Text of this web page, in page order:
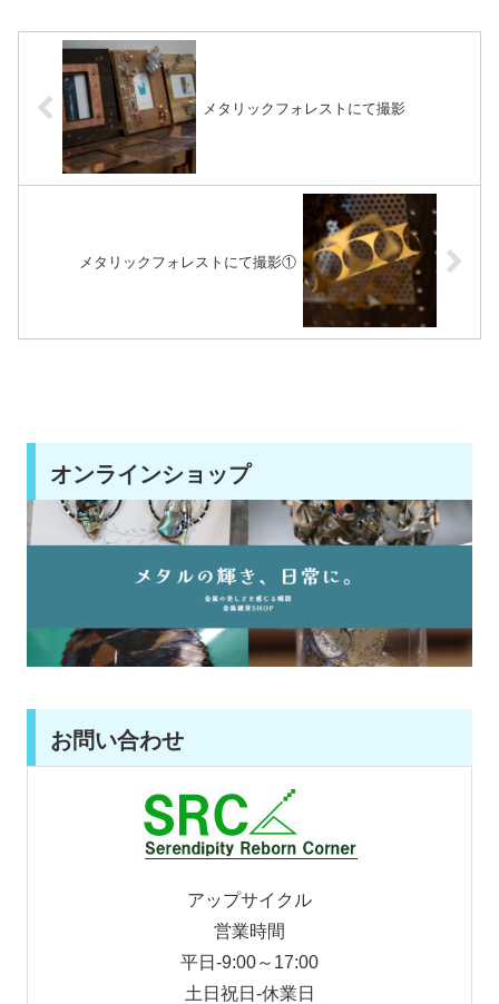
メタリックフォレストにて撮影
メタリックフォレストにて撮影①
オンラインショップ
お問い合わせ
アップサイクル
営業時間
平日-9:00～17:00
土日祝日-休業日